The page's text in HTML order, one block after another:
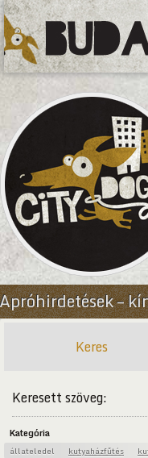
Apróhirdetések –
Keres
Keresett szöveg:
Kategória
állateledel kutyaházfűtés